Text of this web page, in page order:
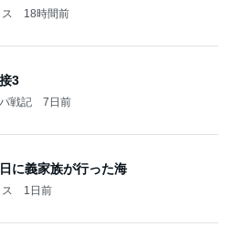
18時間前
3
戦記 7日前
に義家族が行った海
1日前